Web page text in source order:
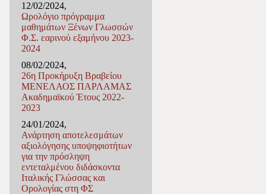
12/02/2024,
Ωρολόγιο πρόγραμμα
μαθημάτων Ξένων Γλωσσών
Φ.Σ. εαρινού εξαμήνου 2023-
2024
08/02/2024,
26η Προκήρυξη Βραβείου
ΜΕΝΕΛΑΟΣ ΠΑΡΛΑΜΑΣ
Ακαδημαϊκού Έτους 2022-
2023
24/01/2024,
Ανάρτηση αποτελεσμάτων
αξιολόγησης υποψηφιοτήτων
για την πρόσληψη
εντεταλμένου διδάσκοντα
Ιταλικής Γλώσσας και
Ορολογίας στη ΦΣ